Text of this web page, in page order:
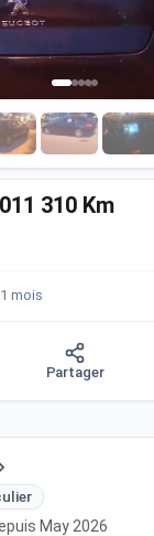
310 Km
mois
Partager
May 2026